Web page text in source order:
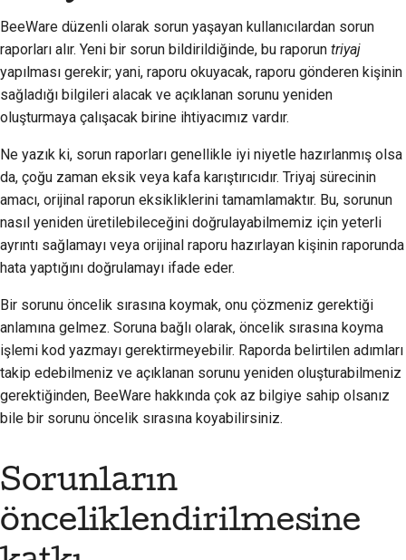
فارسی
Français
Italiano
한국어
Polski
Português
தமிழ்
Yкраїнська
中文(繁體)
Marka kılavuzu 2021
2020
2019
2018
2017
2016
2014
2013
BeeWare düzenli olarak sorun yaşayan kullanıcılardan sorun
raporları alır. Yeni bir sorun bildirildiğinde, bu raporun triyaj
yapılması gerekir; yani, raporu okuyacak, raporu gönderen kişinin
sağladığı bilgileri alacak ve açıklanan sorunu yeniden
oluşturmaya çalışacak birine ihtiyacımız vardır.
Ne yazık ki, sorun raporları genellikle iyi niyetle hazırlanmış olsa
da, çoğu zaman eksik veya kafa karıştırıcıdır. Triyaj sürecinin
amacı, orijinal raporun eksikliklerini tamamlamaktır. Bu, sorunun
nasıl yeniden üretilebileceğini doğrulayabilmemiz için yeterli
ayrıntı sağlamayı veya orijinal raporu hazırlayan kişinin raporunda
hata yaptığını doğrulamayı ifade eder.
Bir sorunu öncelik sırasına koymak, onu çözmeniz gerektiği
anlamına gelmez. Soruna bağlı olarak, öncelik sırasına koyma
işlemi kod yazmayı gerektirmeyebilir. Raporda belirtilen adımları
takip edebilmeniz ve açıklanan sorunu yeniden oluşturabilmeniz
gerektiğinden, BeeWare hakkında çok az bilgiye sahip olsanız
bile bir sorunu öncelik sırasına koyabilirsiniz.
Sorunların
önceliklendirilmesine